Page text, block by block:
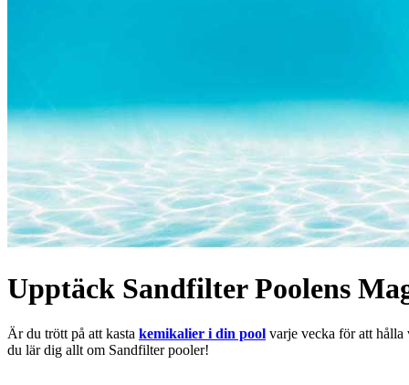
Upptäck Sandfilter Poolens
Är du trött på att kasta kemikalier i din pool varje vecka för att hålla
du lär dig allt om Sandfilter pooler!